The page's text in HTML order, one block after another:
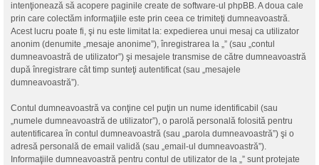
intenţionează să acopere paginile create de software-ul phpBB. A doua cale
prin care colectăm informaţiile este prin ceea ce trimiteţi dumneavoastră.
Acest lucru poate fi, şi nu este limitat la: expedierea unui mesaj ca utilizator
anonim (denumite „mesaje anonime”), înregistrarea la „” (sau „contul
dumneavoastră de utilizator”) şi mesajele transmise de către dumneavoastră
după înregistrare cât timp sunteţi autentificat (sau „mesajele
dumneavoastră”).
Contul dumneavoastră va conţine cel puţin un nume identificabil (sau
„numele dumneavoastră de utilizator”), o parolă personală folosită pentru
autentificarea în contul dumneavoastră (sau „parola dumneavoastră”) şi o
adresă personală de email validă (sau „email-ul dumneavoastră”).
Informaţiile dumneavoastră pentru contul de utilizator de la „” sunt protejate